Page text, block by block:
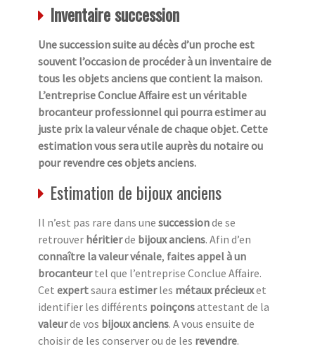
Inventaire succession
Une succession suite au décès d’un proche est
souvent l’occasion de procéder à un inventaire de
tous les objets anciens que contient la maison.
L’entreprise Conclue Affaire est un véritable
brocanteur professionnel qui pourra estimer au
juste prix la valeur vénale de chaque objet. Cette
estimation vous sera utile auprès du notaire ou
pour revendre ces objets anciens.
Estimation de bijoux anciens
Il n’est pas rare dans une successionde se
retrouver héritierde bijoux anciens. Afin d’en
connaître la valeur vénale, faites appel à un
brocanteurtel que l’entreprise Conclue Affaire.
Cet expertsaura estimerles métaux précieuxet
identifier les différents poinçonsattestant de la
valeurde vos bijoux anciens. A vous ensuite de
choisir de les conserver ou de les revendre.